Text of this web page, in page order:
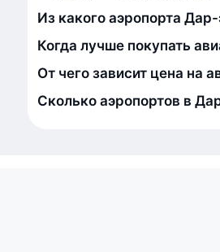
Из какого аэропорта
Когда лучше покупать
От чего зависит цена на
Сколько аэропортов в